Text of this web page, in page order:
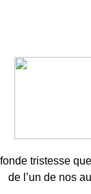
tristesse
de l’un de nos